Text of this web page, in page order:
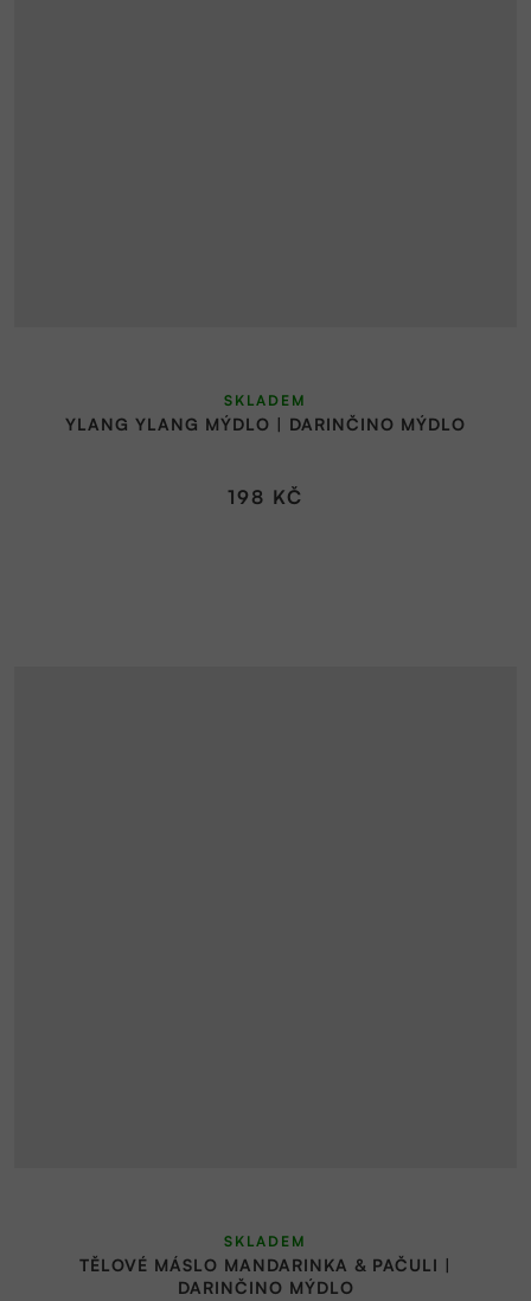
YLANG YLANG MÝDLO | DARINČINO MÝDLO
SKLADEM
198 KČ
TĚLOVÉ MÁSLO MANDARINKA & PAČULI |
DARINČINO MÝDLO
SKLADEM